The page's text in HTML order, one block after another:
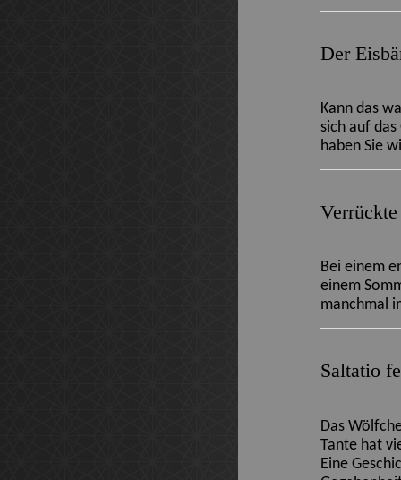
Der
Kann das
sich auf
haben Sie
Bei einem
einem
manchmal
Saltatio
Das
Tante hat
Eine